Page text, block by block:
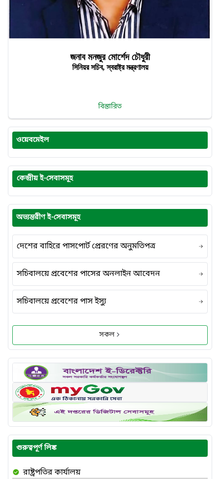
জনাব মনজুর মোর্শেদ চৌধুরী
সিনিয়র সচিব, স্বরাষ্ট্র মন্ত্রণালয়
বিস্তারিত
ওয়েবমেইল
কেন্দ্রীয় ই-সেবাসমূহ
অভ্যন্তরীণ ই-সেবাসমূহ
দেশের বাহিরে পাসপোর্ট প্রেরণের অনুমতিপত্র
সচিবালয়ে প্রবেশের পাসের অনলাইন আবেদন
সচিবালয়ে প্রবেশের পাস ইস্যু
সকল
গুরুত্বপূর্ণ লিঙ্ক
রাষ্ট্রপতির কার্যালয়